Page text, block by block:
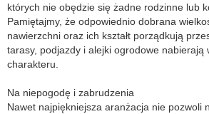
których nie obędzie się żadne rodzinne lub
Pamiętajmy, że odpowiednio dobrana
nawierzchni oraz ich kształt porządkują
tarasy, podjazdy i alejki ogrodowe nabierają
charakteru.
Na niepogodę i zabrudzenia
Nawet najpiękniejsza aranżacja nie pozwoli